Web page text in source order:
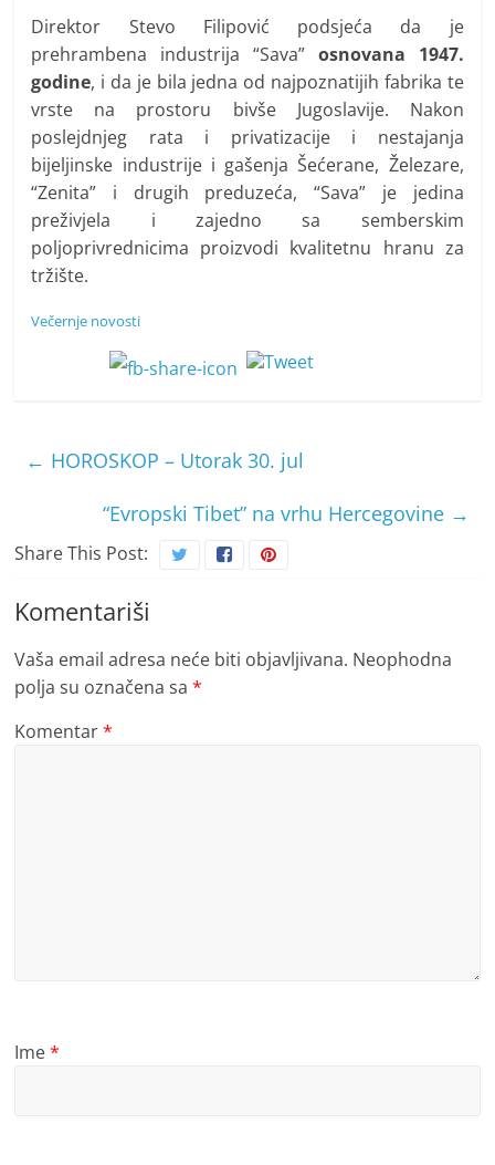
Direktor Stevo Filipović podsjeća da je
prehrambena industrija “Sava” osnovana 1947.
godine, i da je bila jedna od najpoznatijih fabrika te
vrste na prostoru bivše Jugoslavije. Nakon
poslejdnjeg rata i privatizacije i nestajanja
bijeljinske industrije i gašenja Šećerane, Železare,
“Zenita” i drugih preduzeća, “Sava” je jedina
preživjela i zajedno sa semberskim
poljoprivrednicima proizvodi kvalitetnu hranu za
tržište.
Večernje novosti
← HOROSKOP – Utorak 30. jul
“Evropski Tibet” na vrhu Hercegovine →
Share This Post:
Komentariši
Vaša email adresa neće biti objavljivana. Neophodna
polja su označena sa*
Komentar*
Ime*